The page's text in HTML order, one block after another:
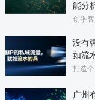
能分
创乎
没有
如流
打造
广州